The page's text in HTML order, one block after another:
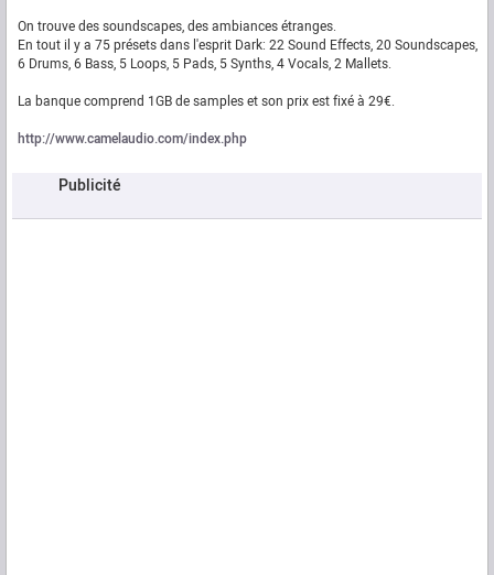
On trouve des soundscapes, des ambiances étranges.
En tout il y a 75 présets dans l'esprit Dark: 22 Sound Effects, 20 Soundscapes,
6 Drums, 6 Bass, 5 Loops, 5 Pads, 5 Synths, 4 Vocals, 2 Mallets.
La banque comprend 1GB de samples et son prix est fixé à 29€.
http://www.camelaudio.com/index.php
Publicité